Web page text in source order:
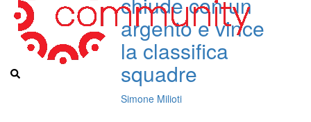
argento e vince
la classifica
squadre
Simone Milioti